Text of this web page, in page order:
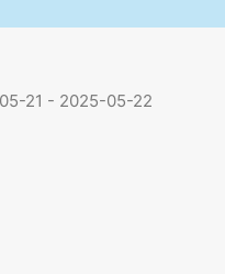
21 - 2025-05-22